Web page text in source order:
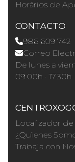
Horários de
CONTACTO
986 609 742
Correo
De lunes a
09.00h · 17.30h
Localizador de
¿Quienes
Trabaja con